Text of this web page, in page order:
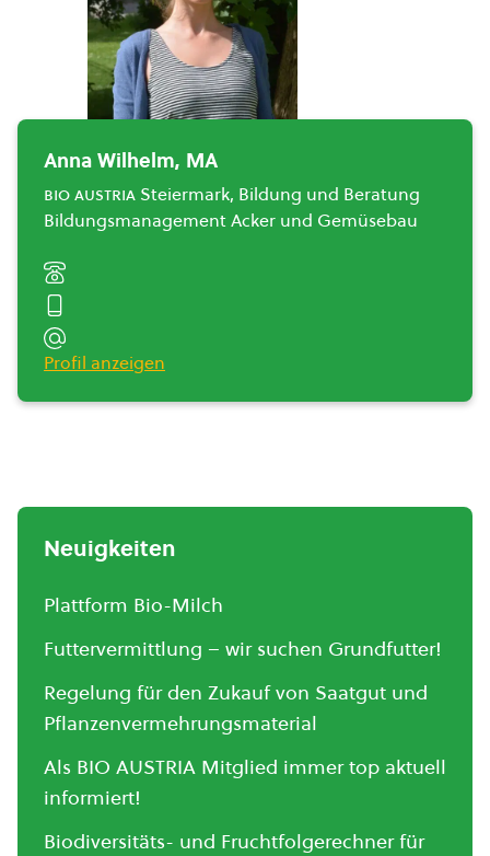
Anna Wilhelm, MA
bio austria Steiermark, Bildung und Beratung
Bildungsmanagement Acker und Gemüsebau
Profil anzeigen
Neuigkeiten
Plattform Bio-Milch
Futtervermittlung – wir suchen Grundfutter!
Regelung für den Zukauf von Saatgut und
Pflanzenvermehrungsmaterial
Als BIO AUSTRIA Mitglied immer top aktuell
informiert!
Biodiversitäts- und Fruchtfolgerechner für